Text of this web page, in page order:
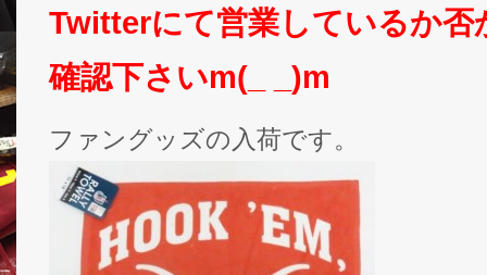
Twitterにて営業しているか否
確認下さいm(_ _)m
ファングッズの入荷です。